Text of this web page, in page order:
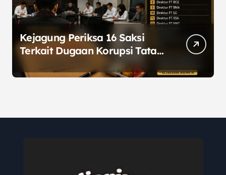
Kejagung Periksa 16 Saksi
Terkait Dugaan Korupsi Tata
Kelola Program MBG